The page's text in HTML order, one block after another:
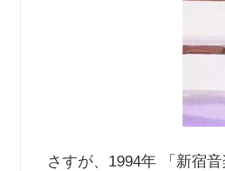
さすが、1994年 「新宿